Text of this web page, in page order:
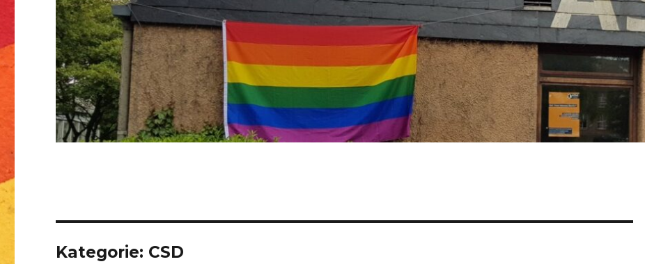
Kategorie: CSD